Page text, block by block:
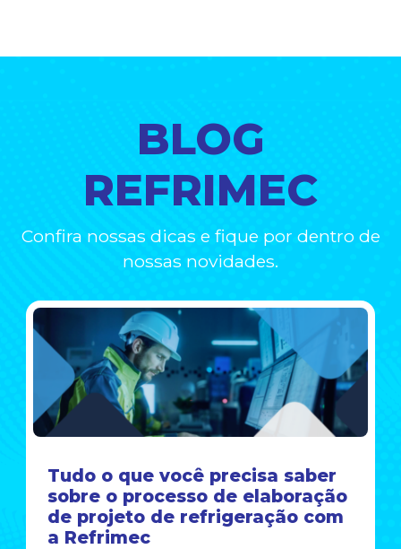
BLOG
REFRIMEC
Confira nossas dicas e fique por dentro de
nossas novidades.
Tudo o que você precisa saber
sobre o processo de elaboração
de projeto de refrigeração com
a Refrimec